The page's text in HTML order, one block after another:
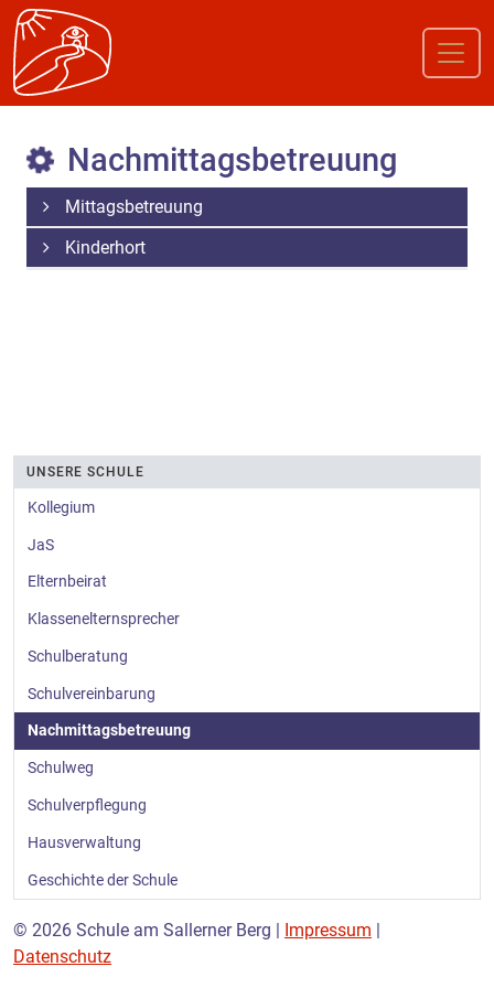
Nachmittagsbetreuung
Mittagsbetreuung
Kinderhort
UNSERE SCHULE
Kollegium
JaS
Elternbeirat
Klassenelternsprecher
Schulberatung
Schulvereinbarung
Nachmittagsbetreuung
Schulweg
Schulverpflegung
Hausverwaltung
Geschichte der Schule
© 2026 Schule am Sallerner Berg | Impressum |
Datenschutz